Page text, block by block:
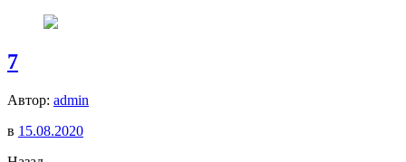
7
Автор: admin
в 15.08.2020